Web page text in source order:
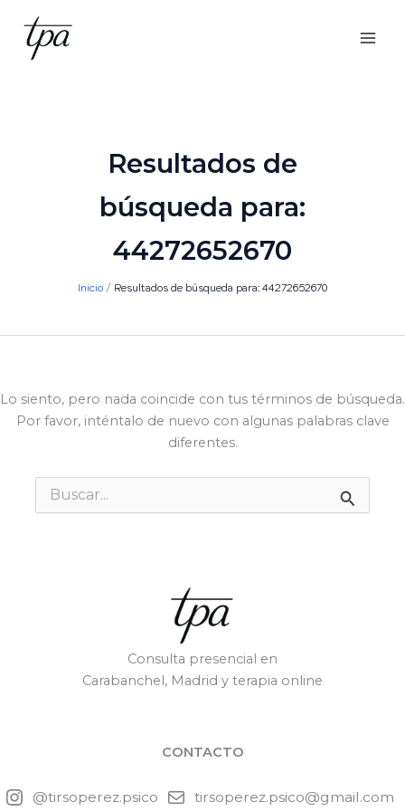
contenido
Resultados de
búsqueda para:
44272652670
Inicio Resultados de búsqueda para: 44272652670
Lo siento, pero nada coincide con tus términos de búsqueda.
Por favor, inténtalo de nuevo con algunas palabras clave
diferentes.
Buscar
por:
Consulta presencial en
Carabanchel, Madrid y terapia online
CONTACTO
@tirsoperez.psico tirsoperez.psico@gmail.com